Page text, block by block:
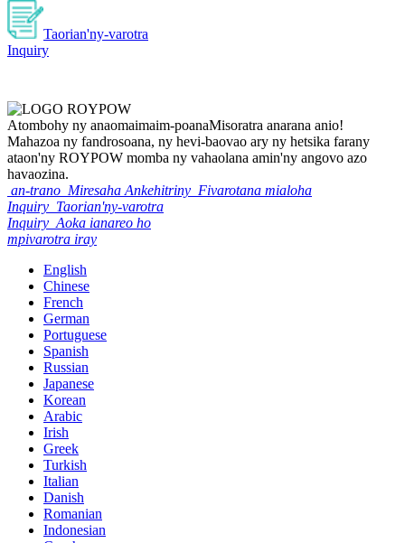
Taorian'ny-varotra
Inquiry
Atombohy ny anaomaimaim-poanaMisoratra anarana anio!
Mahazoa ny fandrosoana, ny hevi-baovao ary ny hetsika farany
ataon'ny ROYPOW momba ny vahaolana amin'ny angovo azo
havaozina.
an-trano Miresaha Ankehitriny Fivarotana mialoha
Inquiry Taorian'ny-varotra
Inquiry Aoka ianareo ho
mpivarotra iray
English
Chinese
French
German
Portuguese
Spanish
Russian
Japanese
Korean
Arabic
Irish
Greek
Turkish
Italian
Danish
Romanian
Indonesian